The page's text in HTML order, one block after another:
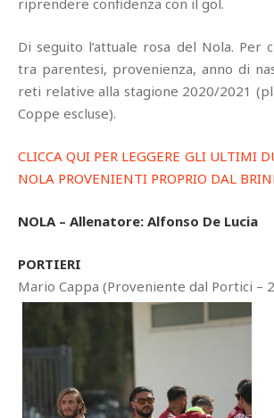
Di seguito l’attuale rosa del Nola. Per
tra parentesi, provenienza, anno di
reti relative alla stagione 2020/2021
Coppe escluse).
CLICCA QUI PER LEGGERE GLI ULTIMI
NOLA PROVENIENTI PROPRIO DAL
NOLA – Allenatore: Alfonso De Lucia
PORTIERI
Mario Cappa (Proveniente dal Portici –